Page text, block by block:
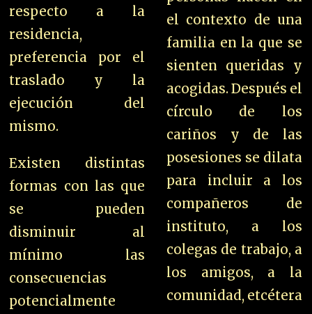
respecto a la
residencia,
preferencia por el
traslado y la
ejecución del
mismo.
Existen distintas
formas con las que
se pueden
disminuir al
mínimo las
consecuencias
potencialmente
el contexto de una
familia en la que se
sienten queridas y
acogidas. Después el
círculo de los
cariños y de las
posesiones se dilata
para incluir a los
compañeros de
instituto, a los
colegas de trabajo, a
los amigos, a la
comunidad, etcétera